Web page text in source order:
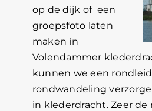
op de dijk of een
groepsfoto laten
maken in
Volendammer
kunnen we een
rondwandeling
in klederdracht. Zeer de